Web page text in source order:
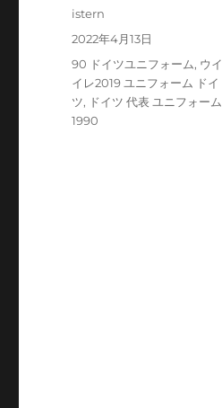
投
istern
投
日:
2022年4月13日
タ
グ
90 ドイツユニフォーム, ウイ
イレ2019 ユニフォーム ドイ
ツ, ドイツ 代表 ユニフォーム
1990